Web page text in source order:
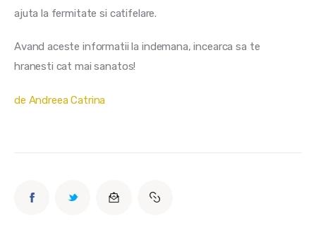
Avand aceste informatii la indemana, incearca sa te
hranesti cat mai sanatos!
de Andreea Catrina